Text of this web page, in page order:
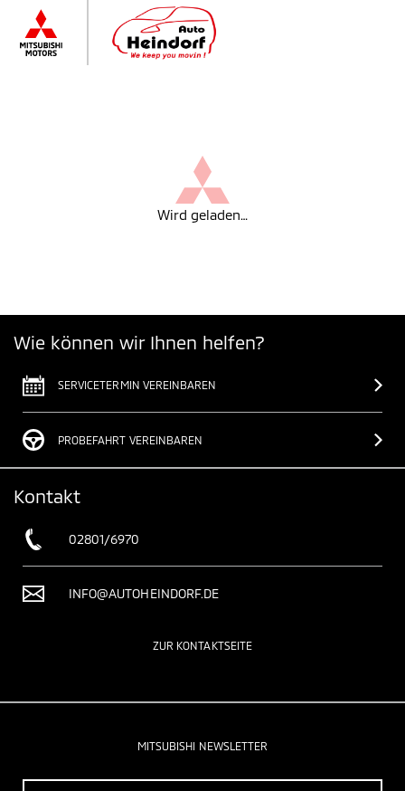
Wird geladen…
Wie können wir Ihnen helfen?
SERVICETERMIN VEREINBAREN
PROBEFAHRT VEREINBAREN
Kontakt
02801/6970
INFO@AUTOHEINDORF.DE
ZUR KONTAKTSEITE
MITSUBISHI NEWSLETTER